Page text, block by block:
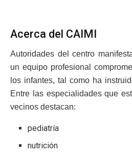
Acerca del CAIMI
Autoridades del centro
un equipo profesional
los infantes, tal como ha
Entre las especialidades que
vecinos destacan:
pediatría
nutrición